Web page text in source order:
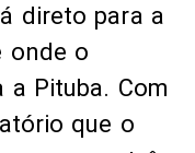
direto para a
onde o
a Pituba. Com
que o